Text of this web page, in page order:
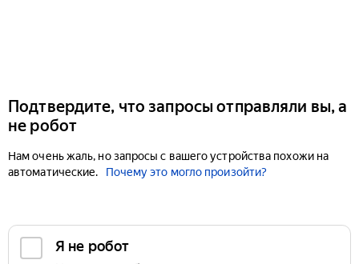
Подтвердите, что запросы отправляли вы, а
не робот
Нам очень жаль, но запросы с вашего устройства похожи на
автоматические.
Почему это могло произойти?